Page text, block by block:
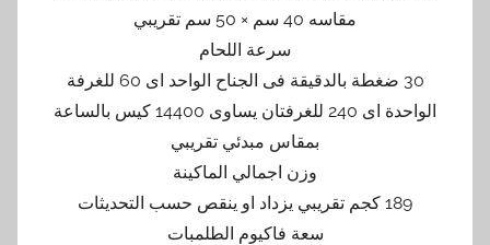
مقاسه 40 سم × 50 سم تقريبي
سرعة اللحام
30 ضغطة بالدقيقة فى الجناح الواحد اى 60 للغرفة
الواحدة اى 240 للغرفتان يساوى 14400 كيس بالساعة
بمقاس مبدئي تقريبي
وزن اجمالي الماكينة
189 كجم تقريبي يزداد او ينقص حسب التحديثات
سعة فاكيوم الطلمبات